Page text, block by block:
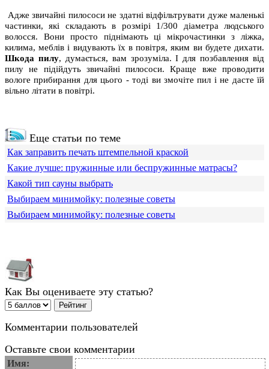
Адже звичайні пилососи не здатні відфільтрувати дуже маленькі
частинки, які складають в розмірі 1/300 діаметра людського
волосся. Вони просто піднімають ці мікрочастинки з ліжка,
килима, меблів і видувають їх в повітря, яким ви будете дихати.
Шкода пилу, думається, вам зрозуміла. І для позбавлення від
пилу не підійдуть звичайні пилососи. Краще вже проводити
вологе прибирання для цього - тоді ви змочіте пил і не дасте їй
вільно літати в повітрі.
Еще статьи по теме
Как заправить печать штемпельной краской
Какие лучше: пружинные или беспружинные матрасы?
Какой тип сауны выбрать
Выбираем минимойку: полезные советы
Выбираем минимойку: полезные советы
Как Вы оцениваете эту статью?
Комментарии пользователей
Оставьте свои комментарии
Имя: